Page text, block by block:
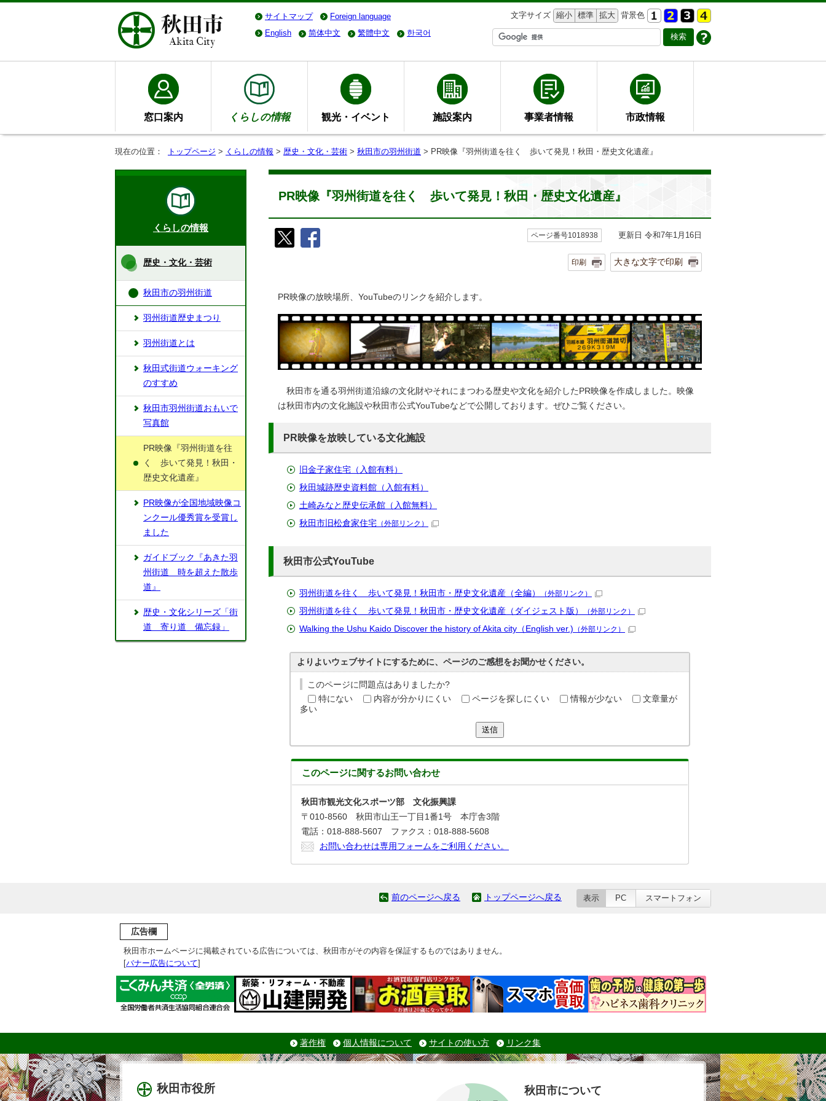
サイトマップ Foreign language 文字サイズ 縮小 標準 拡大 背景色
English
简体中文 繁體中文 한국어
窓口案内 くらしの情報 観光・イベント 施設案内 事業者情報 市政情報
現在の位置： トップページ > くらしの情報 > 歴史・文化・芸術 > 秋田市の羽州街道 > PR映像『羽州街道を往く 歩いて発見！秋田・歴史文化遺産』
PR映像『羽州街道を往く 歩いて発見！秋田・歴史文化遺産』
ページ番号1018938 更新日 令和7年1月16日
印刷 大きな文字で印刷
PR映像の放映場所、YouTubeのリンクを紹介します。
秋田市を通る羽州街道沿線の文化財やそれにまつわる歴史や文化を紹介したPR映像を作成しました。映像
は秋田市内の文化施設や秋田市公式YouTubeなどで公開しております。ぜひご覧ください。
PR映像を放映している文化施設
旧金子家住宅（入館有料）
秋田城跡歴史資料館（入館有料）
土崎みなと歴史伝承館（入館無料）
秋田市旧松倉家住宅 （外部リンク）
秋田市公式YouTube
羽州街道を往く 歩いて発見！秋田市・歴史文化遺産（全編） （外部リンク）
羽州街道を往く 歩いて発見！秋田市・歴史文化遺産（ダイジェスト版） （外部リンク）
Walking the Ushu Kaido Discover the history of Akita city（English ver.) （外部リンク）
よりよいウェブサイトにするために、ページのご感想をお聞かせください。
このページに問題点はありましたか?
特にない
内容が分かりにくい ページを探しにくい 情報が少ない
文章量が
多い
送信
このページに関するお問い合わせ
秋田市観光文化スポーツ部 文化振興課
〒010-8560 秋田市山王一丁目1番1号 本庁舎3階
電話：018-888-5607 ファクス：018-888-5608
お問い合わせは専用フォームをご利用ください。
くらしの情報
歴史・文化・芸術
秋田市の羽州街道
羽州街道歴史まつり
羽州街道とは
秋田式街道ウォーキング
のすすめ
秋田市羽州街道おもいで
写真館
PR映像『羽州街道を往
く 歩いて発見！秋田・
歴史文化遺産』
PR映像が全国地域映像コ
ンクール優秀賞を受賞し
ました
ガイドブック『あきた羽
州街道 時を超えた散歩
道』
歴史・文化シリーズ「街
道 寄り道 備忘録」
前のページへ戻る トップページへ戻る 表示 PC スマートフォン
広告欄
秋田市ホームページに掲載されている広告については、秋田市がその内容を保証するものではありません。
[バナー広告について]
著作権 個人情報について サイトの使い方 リンク集
秋田市役所 秋田市について